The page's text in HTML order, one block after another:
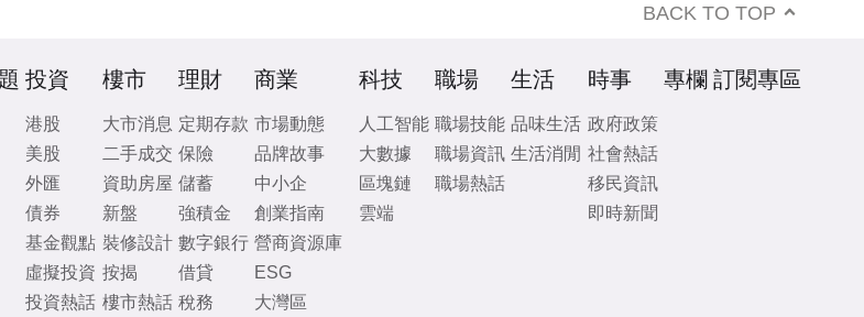
BACK TO TOP
投資
港股
美股
外匯
債券
基金觀點
虛擬投資
投資熱話
樓市
大市消息
二手成交
資助房屋
新盤
裝修設計
按揭
樓市熱話
理財
定期存款
保險
儲蓄
強積金
數字銀行
借貸
稅務
商業
市場動態
品牌故事
中小企
創業指南
營商資源庫
ESG
大灣區
科技
人工智能
大數據
區塊鏈
雲端
職場
職場技能
職場資訊
職場熱話
生活
品味生活
生活消閒
時事
政府政策
社會熱話
移民資訊
即時新聞
專欄 訂閱專區